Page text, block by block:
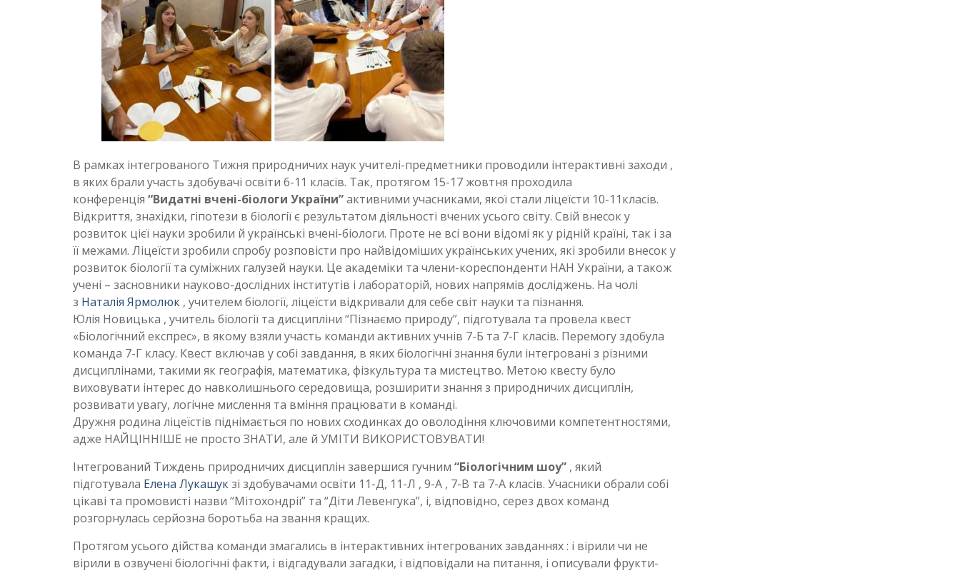
В рамках інтегрованого Тижня природничих наук учителі-предметники проводили інтерактивні заходи ,
в яких брали участь здобувачі освіти 6-11 класів. Так, протягом 15-17 жовтня проходила
конференція “Видатні вчені-біологи України”активними учасниками, якої стали ліцеїсти 10-11класів.
Відкриття, знахідки, гіпотези в біології є результатом діяльності вчених усього світу. Свій внесок у
розвиток цієї науки зробили й українські вчені-біологи. Проте не всі вони відомі як у рідній країні, так і за
її межами. Ліцеїсти зробили спробу розповісти про найвідоміших українських учених, які зробили внесок у
розвиток біології та суміжних галузей науки. Це академіки та члени-кореспонденти НАН України, а також
учені – засновники науково-дослідних інститутів і лабораторій, нових напрямів досліджень. На чолі
з Наталія Ярмолюк , учителем біології, ліцеїсти відкривали для себе світ науки та пізнання.
Юлія Новицька , учитель біології та дисципліни “Пізнаємо природу”, підготувала та провела квест
«Біологічний експрес», в якому взяли участь команди активних учнів 7-Б та 7-Г класів. Перемогу здобула
команда 7-Г класу. Квест включав у собі завдання, в яких біологічні знання були інтегровані з різними
дисциплінами, такими як географія, математика, фізкультура та мистецтво. Метою квесту було
виховувати інтерес до навколишнього середовища, розширити знання з природничих дисциплін,
розвивати увагу, логічне мислення та вміння працювати в команді.
Дружня родина ліцеїстів піднімається по нових сходинках до оволодіння ключовими компетентностями,
адже НАЙЦІННІШЕ не просто ЗНАТИ, але й УМІТИ ВИКОРИСТОВУВАТИ!
Інтегрований Тиждень природничих дисциплін завершися гучним “Біологічним шоу” , який
підготувала Елена Лукашукзі здобувачами освіти 11-Д, 11-Л , 9-А , 7-В та 7-А класів. Учасники обрали собі
цікаві та промовисті назви “Мітохондрії” та “Діти Левенгука”, і, відповідно, серез двох команд
розгорнулась серйозна боротьба на звання кращих.
Протягом усього дійства команди змагались в інтерактивних інтегрованих завданнях : і вірили чи не
вірили в озвучені біологічні факти, і відгадували загадки, і відповідали на питання, і описували фрукти-